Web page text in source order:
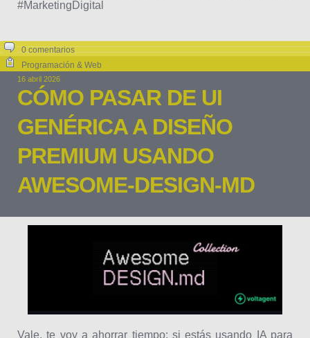
#MarketingDigital
0 comentarios
Programación & Web
16 abril 2026
CÓMO PASAR DE UI
GENÉRICA A DISEÑO
PREMIUM USANDO
AWESOME-DESIGN-MD
Vale, te voy a ahorrar tiempo: si estás usando IA para